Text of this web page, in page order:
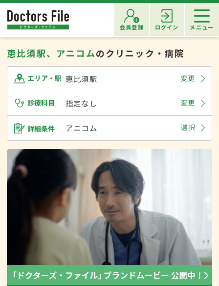
会員登録 ログイン メニュー
恵比須駅、アニコムのクリニック・病院
エリア・駅 恵比須駅 変更
診療科目 指定なし 変更
詳細条件 アニコム 選択